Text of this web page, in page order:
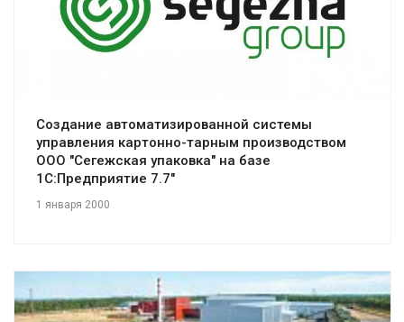
Смотреть проект
Создание автоматизированной системы
управления картонно-тарным производством
ООО "Сегежская упаковка" на базе
1С:Предприятие 7.7"
1 января 2000